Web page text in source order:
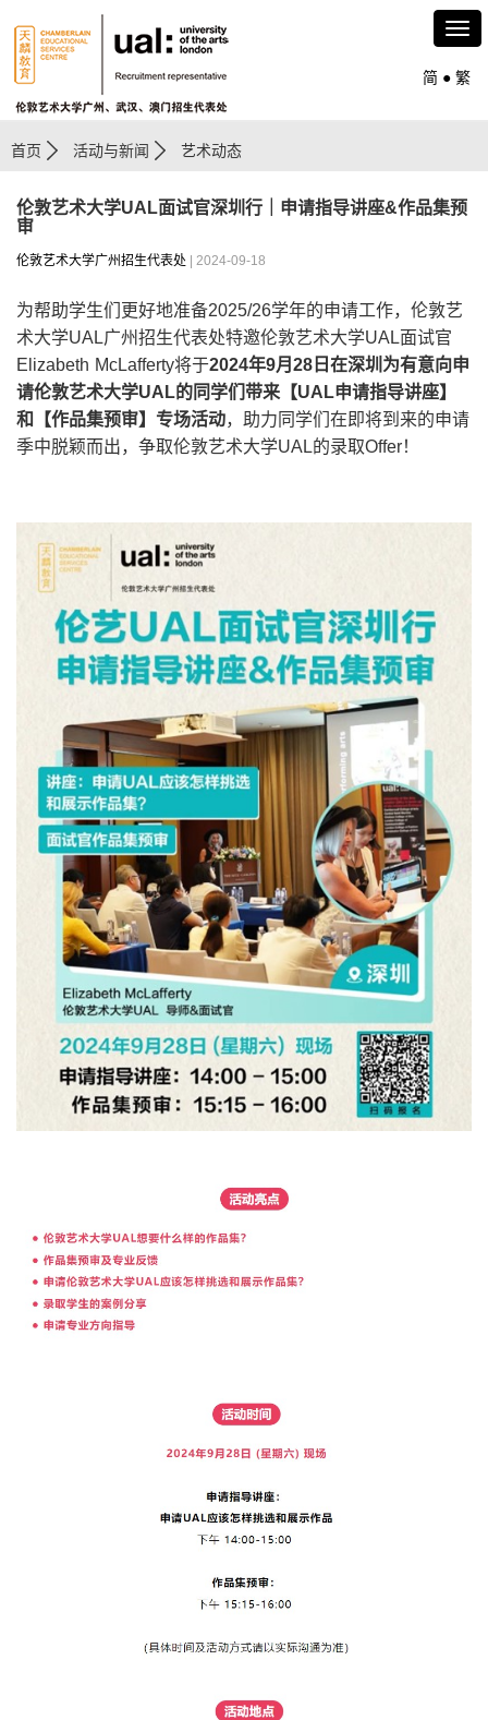
简 ● 繁
首页 活动与新闻 艺术动态
伦敦艺术大学UAL面试官深圳行｜申请指导讲座&作品集预
审
伦敦艺术大学广州招生代表处 | 2024-09-18
为帮助学生们更好地准备2025/26学年的申请工作，伦敦艺
术大学UAL广州招生代表处特邀伦敦艺术大学UAL面试官
Elizabeth McLafferty将于2024年9月28 日在深圳为有意向申
请伦敦艺术大学UAL的同学们带来 【UAL申请指导讲座】
和
【作品集预审】 专场活动，助力同学们在即将到来的申请
季中脱颖而出，争取伦敦艺术大学UAL的录取Offer！